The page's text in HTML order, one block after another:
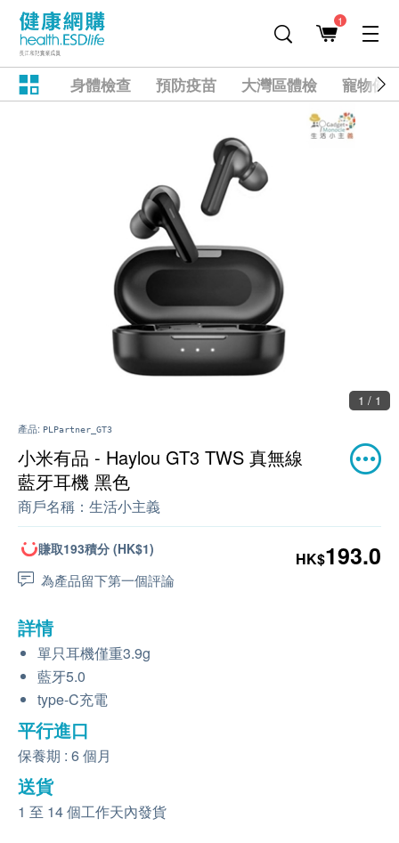
1
身體檢查 預防疫苗 大灣區體檢 寵物健
1 / 1
產品: PLPartner_GT3
小米有品 - Haylou GT3 TWS 真無線
藍牙耳機 黑色
商戶名稱： 生活小主義
賺取193積分 (HK$1)
為產品留下第一個評論
HK$193.0
詳情
單只耳機僅重3.9g
藍牙5.0
type-C充電
平行進口
保養期 : 6 個月
送貨
1 至 14 個工作天內發貨